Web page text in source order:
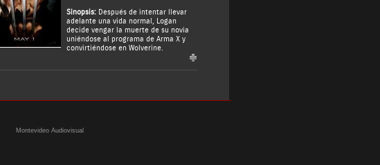
Sinopsis:Después de intentar llevar
adelante una vida normal, Logan
decide vengar la muerte de su novia
uniéndose al programa de Arma X y
convirtiéndose en Wolverine.
Montevideo Audiovisual